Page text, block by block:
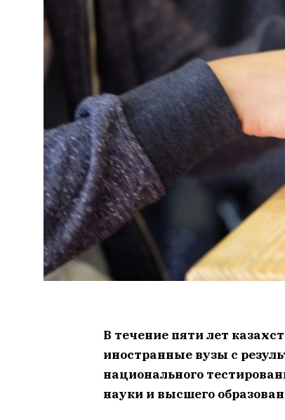
В течение пяти лет
иностранные вузы с
национального
науки и высшего